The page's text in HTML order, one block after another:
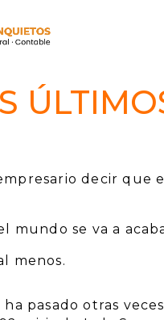
decir que
mundo se va a
menos.
ha pasado otras